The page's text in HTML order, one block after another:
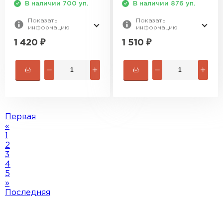
В наличии 700 уп.
Показать
информацию
1 420 ₽
В наличии 876 уп.
Показать
информацию
1 510 ₽
Первая
«
2
3
4
5
»
Последняя